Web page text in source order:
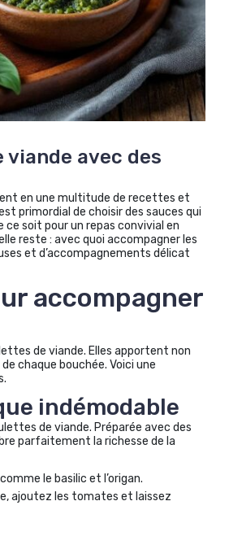
avec des
en une multitude de recettes et
primordial de choisir des sauces qui
soit pour un repas convivial en
reste : avec quoi accompagner les
et d’accompagnements délicat
accompagner
de viande. Elles apportent non
chaque bouchée. Voici une
indémodable
de viande. Préparée avec des
parfaitement la richesse de la
le basilic et l’origan.
ajoutez les tomates et laissez